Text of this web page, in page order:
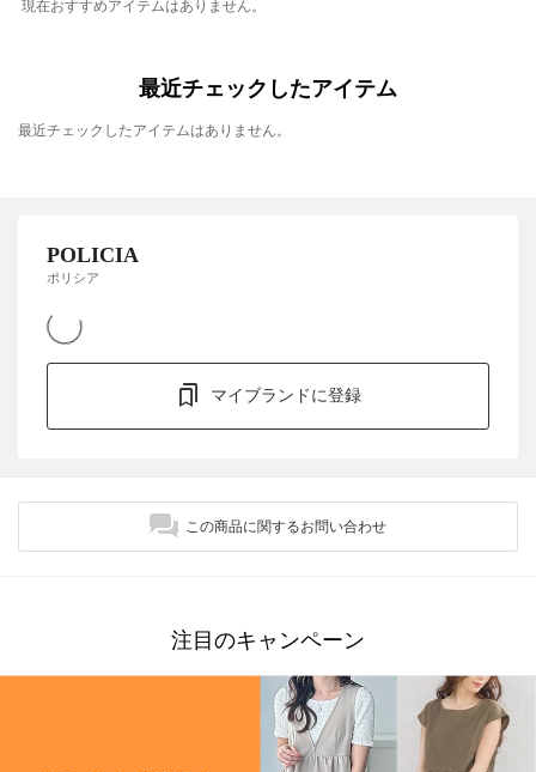
現在おすすめアイテムはありません。
最近チェックしたアイテム
最近チェックしたアイテムはありません。
POLICIA
ポリシア
マイブランドに登録
この商品に関するお問い合わせ
注目のキャンペーン